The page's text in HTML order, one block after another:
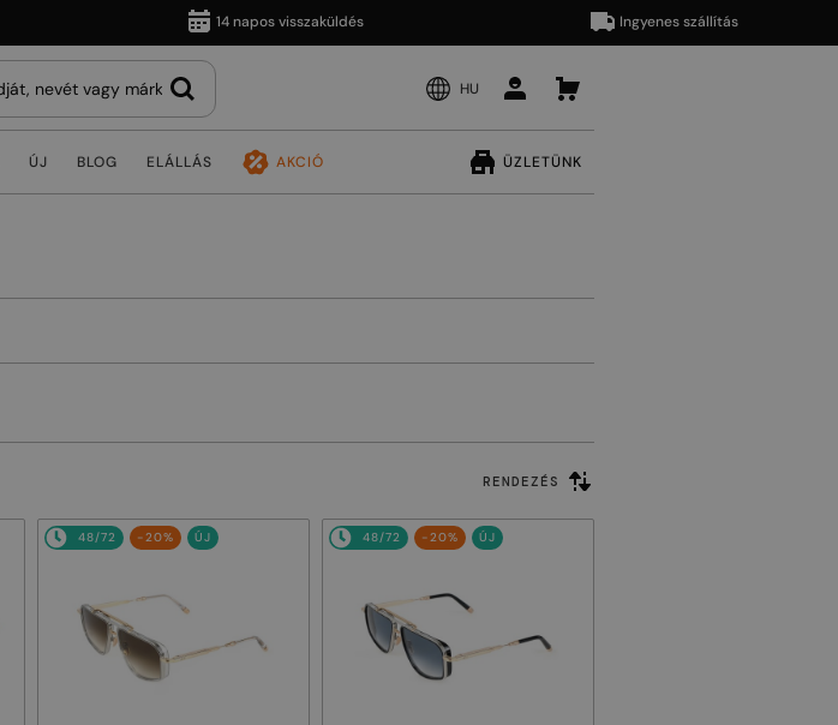
14 napos visszaküldés Ingyenes szállítás
HU
ÚJ BLOG ELÁLLÁS AKCIÓ ÜZLETÜNK
RENDEZÉS
48/72 -20% ÚJ 48/72 -20% ÚJ